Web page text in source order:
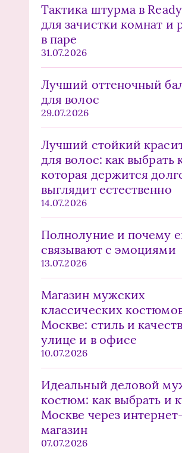
Тактика штурма в
для зачистки комнат и
в паре
31.07.2026
Лучший оттеночный
для волос
29.07.2026
Лучший стойкий
для волос: как выбрать
которая держится
выглядит естественно
14.07.2026
Полнолуние и почему
связывают с эмоциями
13.07.2026
Магазин мужских
классических
Москве: стиль и
улице и в офисе
10.07.2026
Идеальный деловой
костюм: как выбрать и
Москве через
магазин
07.07.2026